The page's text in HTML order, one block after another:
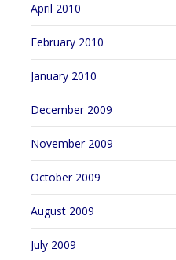
April 2010
February 2010
January 2010
December 2009
November 2009
October 2009
August 2009
July 2009